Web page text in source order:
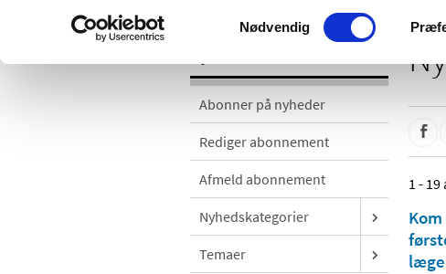
Samtykkevalg
Nødvendig
Abonner på nyheder
Rediger abonnement
Afmeld abonnement
Nyhedskategorier
Temaer
1 -